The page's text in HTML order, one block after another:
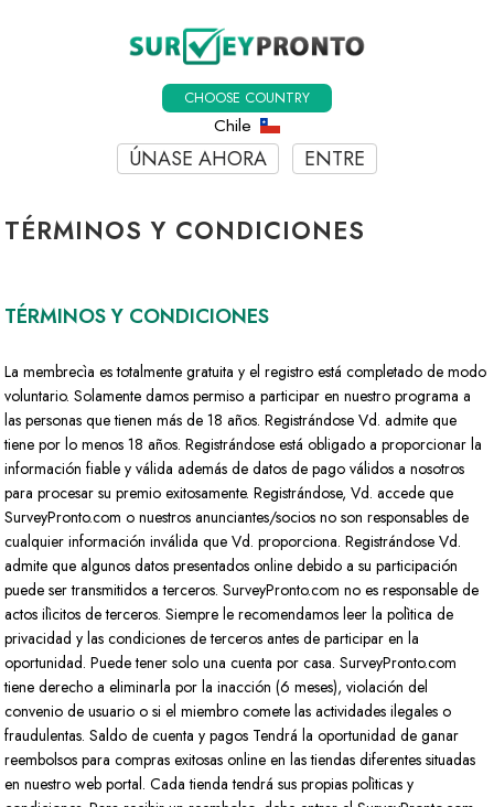
CHOOSE COUNTRY
Chile
ÚNASE AHORA ENTRE
TÉRMINOS Y CONDICIONES
TÉRMINOS Y CONDICIONES
La membrecìa es totalmente gratuita y el registro está completado de modo
voluntario. Solamente damos permiso a participar en nuestro programa a
las personas que tienen más de 18 años. Registrándose Vd. admite que
tiene por lo menos 18 años. Registrándose está obligado a proporcionar la
información fiable y válida además de datos de pago válidos a nosotros
para procesar su premio exitosamente. Registrándose, Vd. accede que
SurveyPronto.com o nuestros anunciantes/socios no son responsables de
cualquier información inválida que Vd. proporciona. Registrándose Vd.
admite que algunos datos presentados online debido a su participación
puede ser transmitidos a terceros. SurveyPronto.com no es responsable de
actos ilìcitos de terceros. Siempre le recomendamos leer la polìtica de
privacidad y las condiciones de terceros antes de participar en la
oportunidad. Puede tener solo una cuenta por casa. SurveyPronto.com
tiene derecho a eliminarla por la inacción (6 meses), violación del
convenio de usuario o si el miembro comete las actividades ilegales o
fraudulentas. Saldo de cuenta y pagos Tendrá la oportunidad de ganar
reembolsos para compras exitosas online en las tiendas diferentes situadas
en nuestro web portal. Cada tienda tendrá sus propias polìticas y